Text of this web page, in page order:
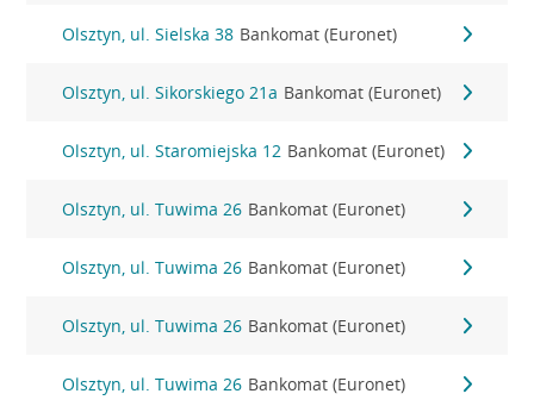
Olsztyn, ul. Sielska 38 Bankomat (Euronet)
Olsztyn, ul. Sikorskiego 21a Bankomat (Euronet)
Olsztyn, ul. Staromiejska 12 Bankomat (Euronet)
Olsztyn, ul. Tuwima 26 Bankomat (Euronet)
Olsztyn, ul. Tuwima 26 Bankomat (Euronet)
Olsztyn, ul. Tuwima 26 Bankomat (Euronet)
Olsztyn, ul. Tuwima 26 Bankomat (Euronet)